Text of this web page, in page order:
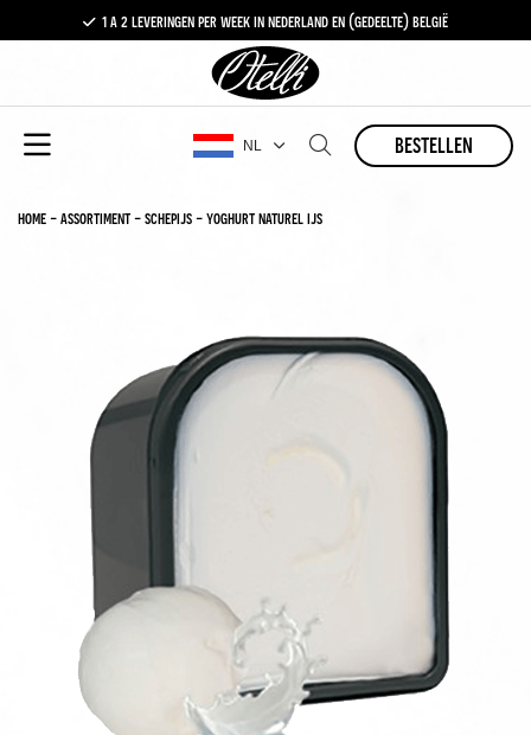
1 a 2 leveringen per week in nederland en (gedeelte) belgië
gratis levering vanaf €100,-
1 a 2 leveringen per week in nederland en (gedeelte) belgië
NL bestellen
home-assortiment-schepijs-yoghurt naturel ijs